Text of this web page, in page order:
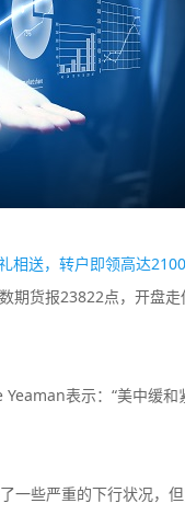
送，转户即领高达
期货报23822点，开盘
表示：“美中缓
一些严重的下行状况，
Plus500
口碑评分：8.2
澳大利亚ASIC全牌